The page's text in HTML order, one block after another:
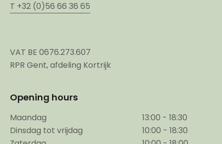
T +32 (0)56 66 36 65
VAT BE 0676.273.607
RPR Gent, afdeling Kortrijk
Opening hours
Maandag
13:00 - 18:30
Dinsdag tot vrijdag
10:00 - 18:30